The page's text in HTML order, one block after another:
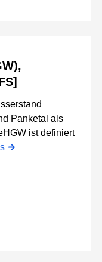
Panketal als
ist definiert